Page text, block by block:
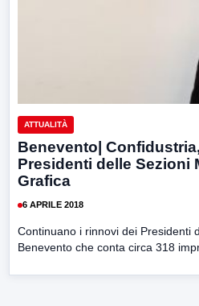
ATTUALITÀ
Benevento|
Presidenti delle Sezioni
Grafica
6 APRILE 2018
Continuano i rinnovi dei Presidenti
Benevento che conta circa 318